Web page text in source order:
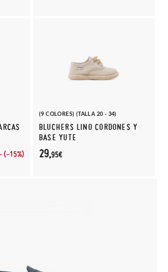
(-15%)
(9 COLORES) (TALLA 20 - 34)
BLUCHERS LINO CORDONES Y
BASE YUTE
29,95€